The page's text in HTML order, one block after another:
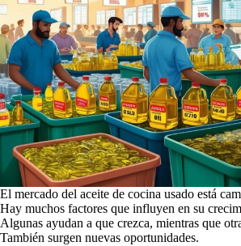
El mercado del aceite de cocina usado está
Hay muchos factores que influyen en su
Algunas ayudan a que crezca, mientras que
También surgen nuevas oportunidades.